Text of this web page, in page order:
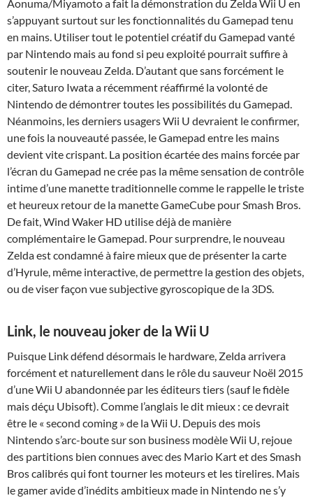
Aonuma/Miyamoto a fait la démonstration du Zelda Wii U en
s’appuyant surtout sur les fonctionnalités du Gamepad tenu
en mains. Utiliser tout le potentiel créatif du Gamepad vanté
par Nintendo mais au fond si peu exploité pourrait suffire à
soutenir le nouveau Zelda. D’autant que sans forcément le
citer, Saturo Iwata a récemment réaffirmé la volonté de
Nintendo de démontrer toutes les possibilités du Gamepad.
Néanmoins, les derniers usagers Wii U devraient le confirmer,
une fois la nouveauté passée, le Gamepad entre les mains
devient vite crispant. La position écartée des mains forcée par
l’écran du Gamepad ne crée pas la même sensation de contrôle
intime d’une manette traditionnelle comme le rappelle le triste
et heureux retour de la manette GameCube pour Smash Bros.
De fait, Wind Waker HD utilise déjà de manière
complémentaire le Gamepad. Pour surprendre, le nouveau
Zelda est condamné à faire mieux que de présenter la carte
d’Hyrule, même interactive, de permettre la gestion des objets,
ou de viser façon vue subjective gyroscopique de la 3DS.
Link, le nouveau joker de la Wii U
Puisque Link défend désormais le hardware, Zelda arrivera
forcément et naturellement dans le rôle du sauveur Noël 2015
d’une Wii U abandonnée par les éditeurs tiers (sauf le fidèle
mais déçu Ubisoft). Comme l’anglais le dit mieux : ce devrait
être le « second coming » de la Wii U. Depuis des mois
Nintendo s’arc-boute sur son business modèle Wii U, rejoue
des partitions bien connues avec des Mario Kart et des Smash
Bros calibrés qui font tourner les moteurs et les tirelires. Mais
le gamer avide d’inédits ambitieux made in Nintendo ne s’y